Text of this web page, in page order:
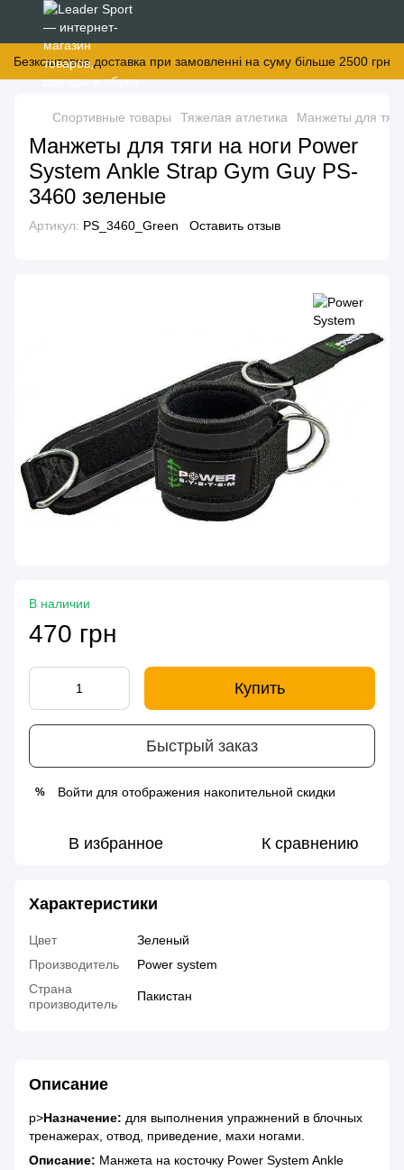
Безкоштовна доставка при замовленні на суму більше 2500 грн
Спортивные товары Тяжелая атлетика Манжеты для тяги
Манжеты для тяги на ноги Power
System Ankle Strap Gym Guy PS-
3460 зеленые
Артикул: PS_3460_Green Оставить отзыв
В наличии
470 грн
Купить
Быстрый заказ
% Войти для отображения накопительной скидки
В избранное К сравнению
Характеристики
Цвет
Зеленый
Производитель
Power system
Страна
производитель
Пакистан
Описание
p>Назначение: для выполнения упражнений в блочных
тренажерах, отвод, приведение, махи ногами.
Описание: Манжета на косточку Power System Ankle